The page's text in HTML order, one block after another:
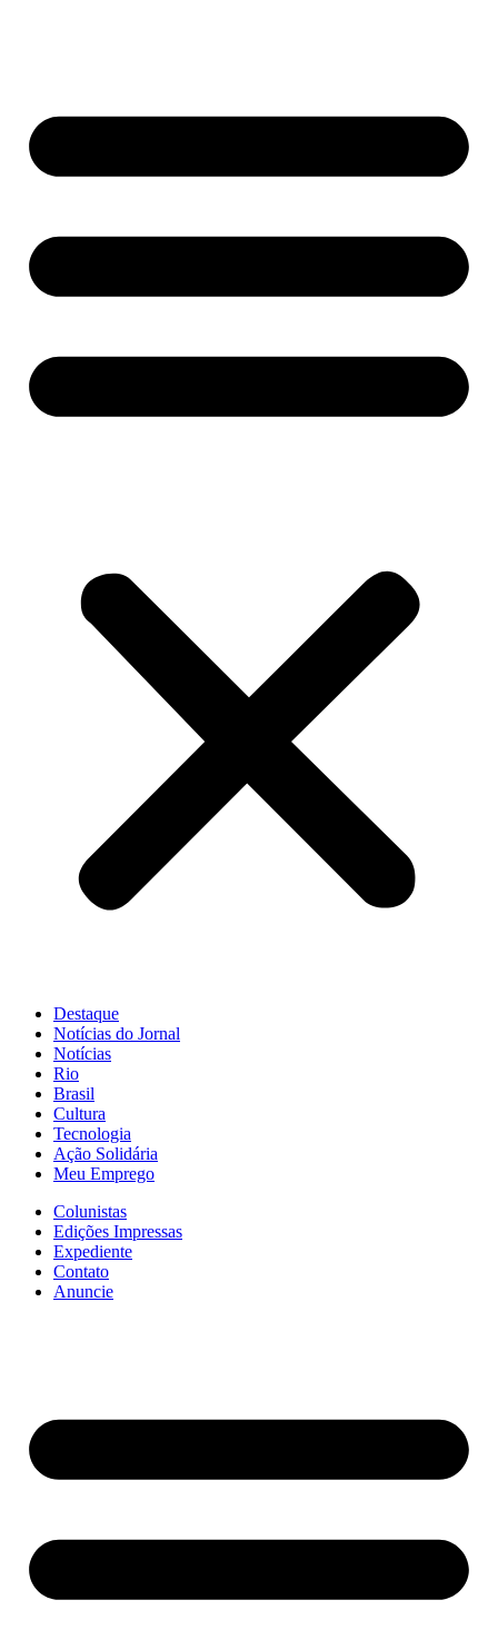
Destaque
Notícias do Jornal
Notícias
Rio
Brasil
Cultura
Tecnologia
Ação Solidária
Meu Emprego
Colunistas
Edições Impressas
Expediente
Contato
Anuncie